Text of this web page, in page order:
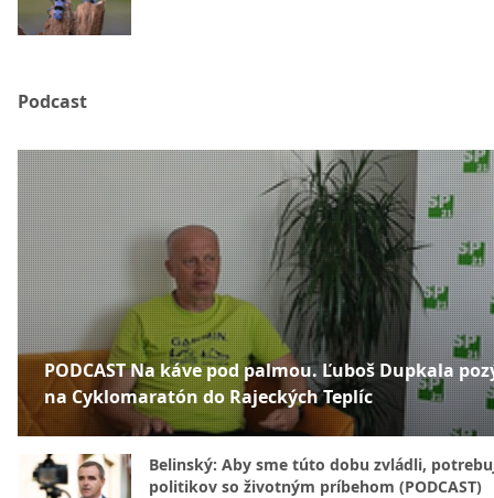
Podcast
PODCAST Na káve pod palmou. Ľuboš Dupkala
na Cyklomaratón do Rajeckých Teplíc
Belinský: Aby sme túto dobu zvládli,
politikov so životným príbehom (PODCAST)